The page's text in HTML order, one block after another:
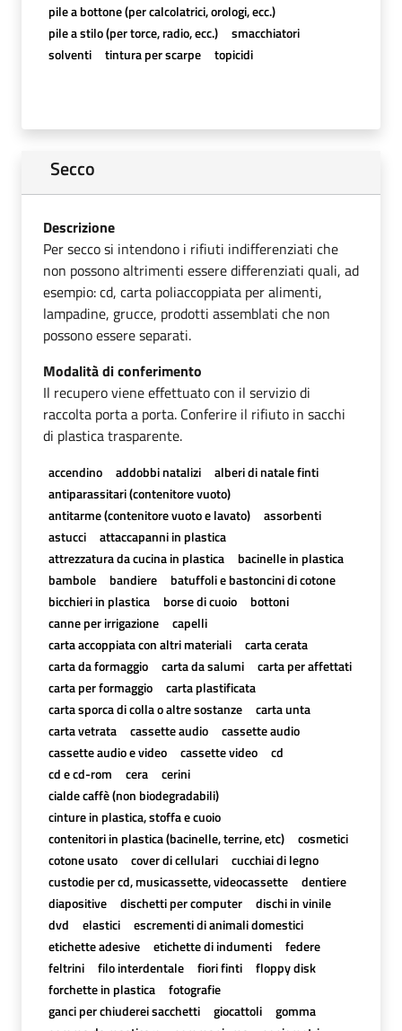
pile a bottone (per calcolatrici, orologi, ecc.)
pile a stilo (per torce, radio, ecc.)
smacchiatori
solventi
tintura per scarpe topicidi
Secco
Descrizione
Per secco si intendono i rifiuti indifferenziati che
non possono altrimenti essere differenziati quali, ad
esempio: cd, carta poliaccoppiata per alimenti,
lampadine, grucce, prodotti assemblati che non
possono essere separati.
Modalità di conferimento
Il recupero viene effettuato con il servizio di
raccolta porta a porta. Conferire il rifiuto in sacchi
di plastica trasparente.
accendino addobbi natalizi
alberi di natale finti
antiparassitari (contenitore vuoto)
antitarme (contenitore vuoto e lavato)
assorbenti
astucci
attaccapanni in plastica
attrezzatura da cucina in plastica
bacinelle in plastica
bambole
bandiere
batuffoli e bastoncini di cotone
bicchieri in plastica
borse di cuoio
bottoni
canne per irrigazione
capelli
carta accoppiata con altri materiali
carta cerata
carta da formaggio
carta da salumi
carta per affettati
carta per formaggio
carta plastificata
carta sporca di colla o altre sostanze
carta unta
carta vetrata
cassette audio
cassette audio
cassette audio e video
cassette video
cd
cd e cd-rom
cera
cerini
cialde caffè (non biodegradabili)
cinture in plastica, stoffa e cuoio
contenitori in plastica (bacinelle, terrine, etc)
cosmetici
cotone usato
cover di cellulari
cucchiai di legno
custodie per cd, musicassette, videocassette
dentiere
diapositive
dischetti per computer
dischi in vinile
dvd
elastici
escrementi di animali domestici
etichette adesive
etichette di indumenti
federe
feltrini
filo interdentale fiori finti
floppy disk
forchette in plastica
fotografie
ganci per chiuderei sacchetti
giocattoli
gomma